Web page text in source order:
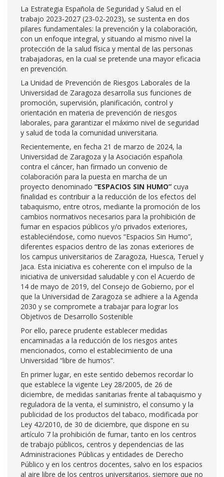
La Estrategia Española de Seguridad y Salud en el
trabajo 2023-2027 (23-02-2023), se sustenta en dos
pilares fundamentales: la prevención y la colaboración,
con un enfoque integral, y situando al mismo nivel la
protección de la salud física y mental de las personas
trabajadoras, en la cual se pretende una mayor eficacia
en prevención.
La Unidad de Prevención de Riesgos Laborales de la
Universidad de Zaragoza desarrolla sus funciones de
promoción, supervisión, planificación, control y
orientación en materia de prevención de riesgos
laborales, para garantizar el máximo nivel de seguridad
y salud de toda la comunidad universitaria.
Recientemente, en fecha 21 de marzo de 2024, la
Universidad de Zaragoza y la Asociación española
contra el cáncer, han firmado un convenio de
colaboración para la puesta en marcha de un
proyecto denominado “ESPACIOS SIN HUMO” cuya
finalidad es contribuir a la reducción de los efectos del
tabaquismo, entre otros, mediante la promoción de los
cambios normativos necesarios para la prohibición de
fumar en espacios públicos y/o privados exteriores,
estableciéndose, como nuevos “Espacios Sin Humo”,
diferentes espacios dentro de las zonas exteriores de
los campus universitarios de Zaragoza, Huesca, Teruel y
Jaca. Esta iniciativa es coherente con el impulso de la
iniciativa de universidad saludable y con el Acuerdo de
14 de mayo de 2019, del Consejo de Gobierno, por el
que la Universidad de Zaragoza se adhiere a la Agenda
2030 y se compromete a trabajar para lograr los
Objetivos de Desarrollo Sostenible
Por ello, parece prudente establecer medidas
encaminadas a la reducción de los riesgos antes
mencionados, como el establecimiento de una
Universidad “libre de humos”.
En primer lugar, en este sentido debemos recordar lo
que establece la vigente Ley 28/2005, de 26 de
diciembre, de medidas sanitarias frente al tabaquismo y
reguladora de la venta, el suministro, el consumo y la
publicidad de los productos del tabaco, modificada por
Ley 42/2010, de 30 de diciembre, que dispone en su
artículo 7 la prohibición de fumar, tanto en los centros
de trabajo públicos, centros y dependencias de las
Administraciones Públicas y entidades de Derecho
Público y en los centros docentes, salvo en los espacios
al aire libre de los centros universitarios, siempre que no